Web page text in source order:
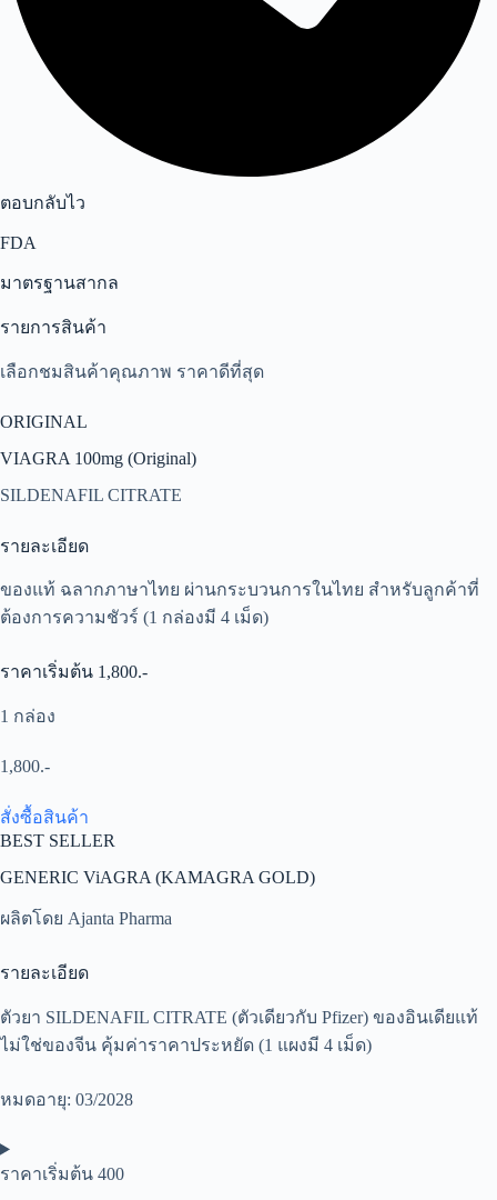
ตอบกลับไว
FDA
มาตรฐานสากล
รายการสินค้า
เลือกชมสินค้าคุณภาพ ราคาดีที่สุด
ORIGINAL
VIAGRA 100mg (Original)
SILDENAFIL CITRATE
รายละเอียด
ของแท้ ฉลากภาษาไทย ผ่านกระบวนการในไทย สำหรับลูกค้าที่
ต้องการความชัวร์ (1 กล่องมี 4 เม็ด)
ราคาเริ่มต้น 1,800.-
1 กล่อง
1,800.-
สั่งซื้อสินค้า
BEST SELLER
GENERIC ViAGRA (KAMAGRA GOLD)
ผลิตโดย Ajanta Pharma
รายละเอียด
ตัวยา SILDENAFIL CITRATE (ตัวเดียวกับ Pfizer) ของอินเดียแท้
ไม่ใช่ของจีน คุ้มค่าราคาประหยัด (1 แผงมี 4 เม็ด)
หมดอายุ: 03/2028
ราคาเริ่มต้น 400